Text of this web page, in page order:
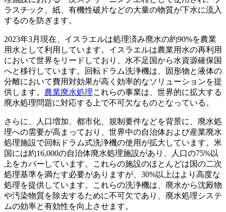
ラスチック、紙、有機性破片などの大量の物質が下水に流入
するのを防ぎます。
2023年3月現在、イスラエルは処理済み廃水の約90%を農業
用水として利用しています。イスラエルは農業用水の再利用
において世界をリードしており、水不足国から水資源確保国
へと移行しています。回転ドラム洗浄機は、固形物と液体の
分離において費用対効果が高く効率的なソリューションを提
供します。 農業廃水処理これらの事業は、世界的に拡大する
廃水処理問題に対応する上で不可欠なものとなっている。
さらに、人口増加、都市化、規制要件などを背景に、廃水処
理への需要が高まっており、世界中の自治体および産業廃水
処理施設で回転ドラム式洗浄機の使用が拡大しています。米
国には約16,000の自治体廃水処理施設があり、人口の75%以
上をカバーしています。これらの施設のほとんどは国の二次
処理基準を満たす必要がありますが、30%以上はより高度な
処理を提供しています。これらの洗浄機は、廃水から沈殿物
や汚染物質を除去するために不可欠であり、廃水処理システ
ムの効率と有効性を向上させます。